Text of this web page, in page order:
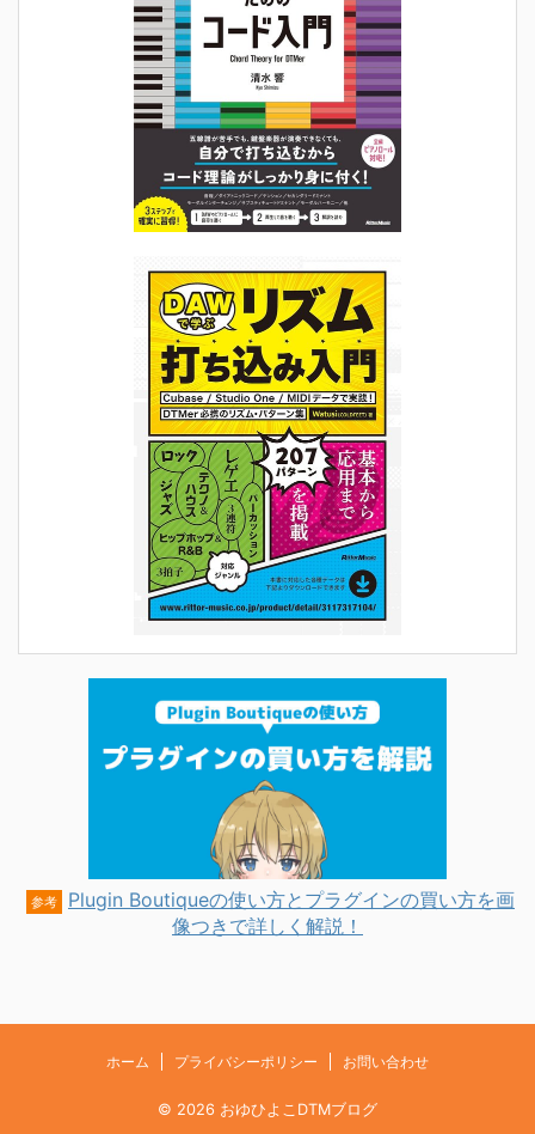
参考
Plugin Boutiqueの使い方とプラグインの買い方を画
像つきで詳しく解説！
ホーム プライバシーポリシー お問い合わせ
© 2026 おゆひよこDTMブログ